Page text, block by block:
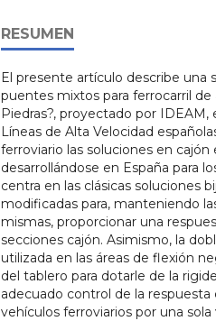
RESUMEN
El presente artículo describe una
puentes mixtos para ferrocarril de
Piedras?, proyectado por
Líneas de Alta Velocidad
ferroviario las soluciones en
desarrollándose en España para
centra en las clásicas soluciones
modificadas para, manteniendo
mismas, proporcionar una
secciones cajón. Asimismo, la
utilizada en las áreas de flexión
del tablero para dotarle de la
adecuado control de la
vehículos ferroviarios por una